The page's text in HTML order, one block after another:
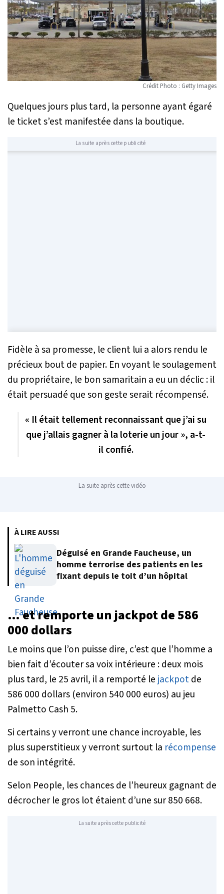
Crédit Photo : Getty Images
Quelques jours plus tard, la personne ayant égaré
le ticket s’est manifestée dans la boutique.
La suite après cette publicité
Fidèle à sa promesse, le client lui a alors rendu le
précieux bout de papier. En voyant le soulagement
du propriétaire, le bon samaritain a eu un déclic : il
était persuadé que son geste serait récompensé.
« Il était tellement reconnaissant que j’ai su
que j’allais gagner à la loterie un jour », a-t-
il confié.
La suite après cette vidéo
À LIRE AUSSI
Déguisé en Grande Faucheuse, un
homme terrorise des patients en les
fixant depuis le toit d’un hôpital
… et remporte un jackpot de 586
000 dollars
Le moins que l’on puisse dire, c’est que l’homme a
bien fait d’écouter sa voix intérieure : deux mois
plus tard, le 25 avril, il a remporté le jackpotde
586 000 dollars (environ 540 000 euros) au jeu
Palmetto Cash 5.
Si certains y verront une chance incroyable, les
plus superstitieux y verront surtout la récompense
de son intégrité.
Selon People, les chances de l’heureux gagnant de
décrocher le gros lot étaient d’une sur 850 668.
La suite après cette publicité